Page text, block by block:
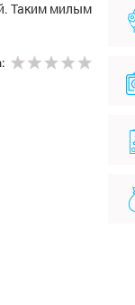
Таким милым